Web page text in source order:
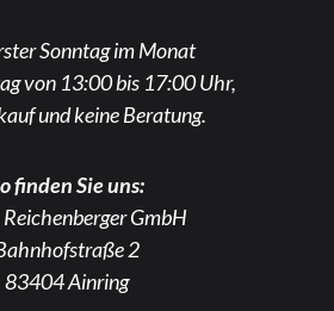
Sonntag im Monat
von 13:00 bis 17:00 Uhr,
und keine Beratung.
finden Sie uns:
GmbH
2
83404 Ainring